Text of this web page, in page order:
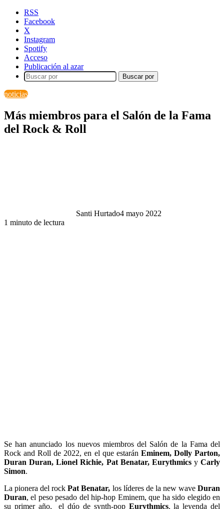
RSS
Facebook
X
Instagram
Spotify
Acceso
Publicación al azar
Buscar por
noticias
Más miembros para el Salón de la Fama
del Rock & Roll
Santi Hurtado4 mayo 2022
1 minuto de lectura
Se han anunciado los nuevos miembros del Salón de la Fama del
Rock and Roll de 2022, en el que estarán Eminem, Dolly Parton,
Duran Duran, Lionel Richie, Pat Benatar, Eurythmicsy Carly
Simon.
La pionera del rockPat Benatar, los líderes de la new waveDuran
Duran, el peso pesado del hip-hop Eminem, que ha sido elegido en
su primer año,
el dúo de synth-pop Eurythmics, la leyenda del